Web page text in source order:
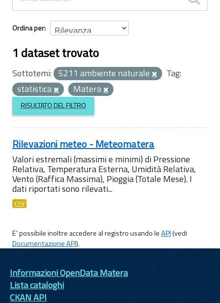
Ordina per
1 dataset trovato
Sottotemi: 5211 ambiente naturale
Tag:
statistica
Matera
RISULTATO DEL FILTRO
Rilevazioni meteo - Meteomatera
Valori estremali (massimi e minimi) di Pressione
Relativa, Temperatura Esterna, Umidità Relativa,
Vento (Raffica Massima), Pioggia (Totale Mese). I
dati riportati sono rilevati...
CSV
E' possibile inoltre accedere al registro usando leAPI(vedi
Documentazione API).
Informazioni OpenData Matera
Lista cataloghi
CKAN API